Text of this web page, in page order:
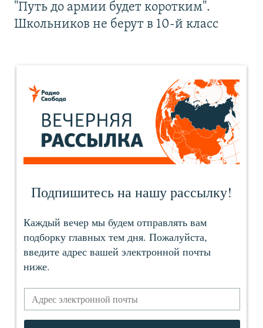
"Путь до армии будет коротким".
Школьников не берут в 10-й класс